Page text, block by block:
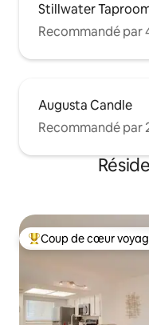
Stillwater
Recommandé par
Augusta Candle
Recommandé par
Coups de cœur
Coup de cœur